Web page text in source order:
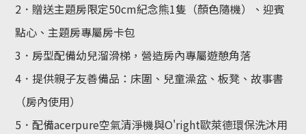
2．贈送主題房限定50cm紀念熊1隻（顏色隨機）、迎賓
點心、主題房專屬房卡包
3．房型配備幼兒溜滑梯，營造房內專屬遊憩角落
4．提供親子友善備品：床圍、兒童澡盆、板凳、故事書
（房內使用）
5．配備acerpure空氣清淨機與O'right歐萊德環保洗沐用